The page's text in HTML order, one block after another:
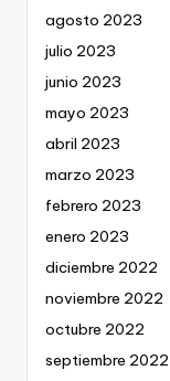
agosto 2023
julio 2023
junio 2023
mayo 2023
abril 2023
marzo 2023
febrero 2023
enero 2023
diciembre 2022
noviembre 2022
octubre 2022
septiembre 2022